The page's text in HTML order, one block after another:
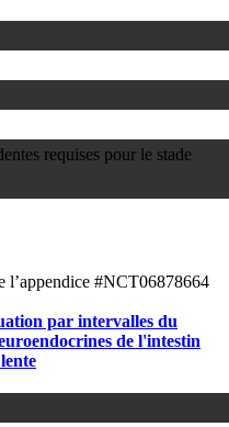
requises pour le stade
l’appendice #NCT06878664
par intervalles du
de l'intestin